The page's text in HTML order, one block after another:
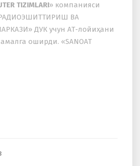
TIZIMLARI» компанияси
ВА
ДУК учун АТ-лойиҳани
оширди. «SANOAT